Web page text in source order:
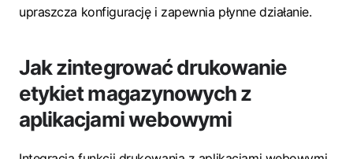
upraszcza konfigurację i zapewnia płynne działanie.
Jak zintegrować drukowanie
etykiet magazynowych z
aplikacjami webowymi